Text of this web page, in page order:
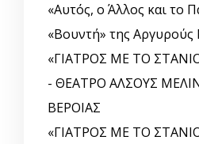
«Αυτός, o Άλλος και το
«Βουντή» της Αργυρούς
«ΓΙΑΤΡΟΣ ΜΕ ΤΟ
- ΘΕΑΤΡΟ ΑΛΣΟΥΣ
ΒΕΡΟΙΑΣ
«ΓΙΑΤΡΟΣ ΜΕ ΤΟ